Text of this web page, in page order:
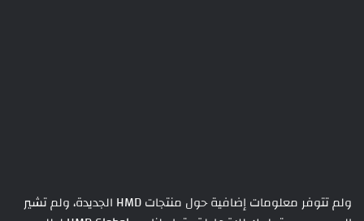
ولم تتوفر معلومات إضافية حول منتجات HMD الجديدة، ولم تشير